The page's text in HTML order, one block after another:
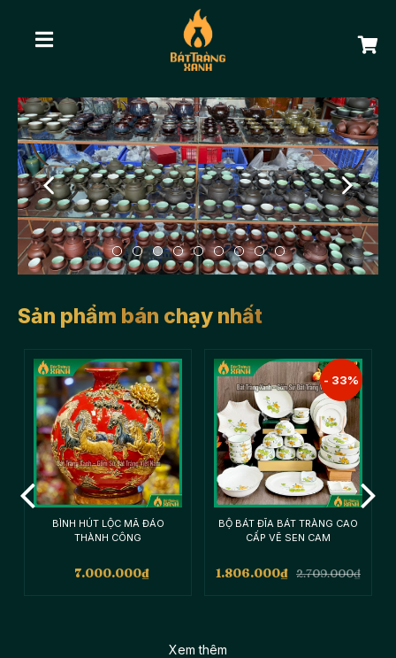
Sản phẩm bán chạy nhất
BÌNH HÚT LỘC MÃ ĐÁO
THÀNH CÔNG
7.000.000₫
- 33%
BỘ BÁT ĐĨA BÁT TRÀNG CAO
CẤP VẼ SEN CAM
1.806.000₫ 2.709.000₫
Xem thêm